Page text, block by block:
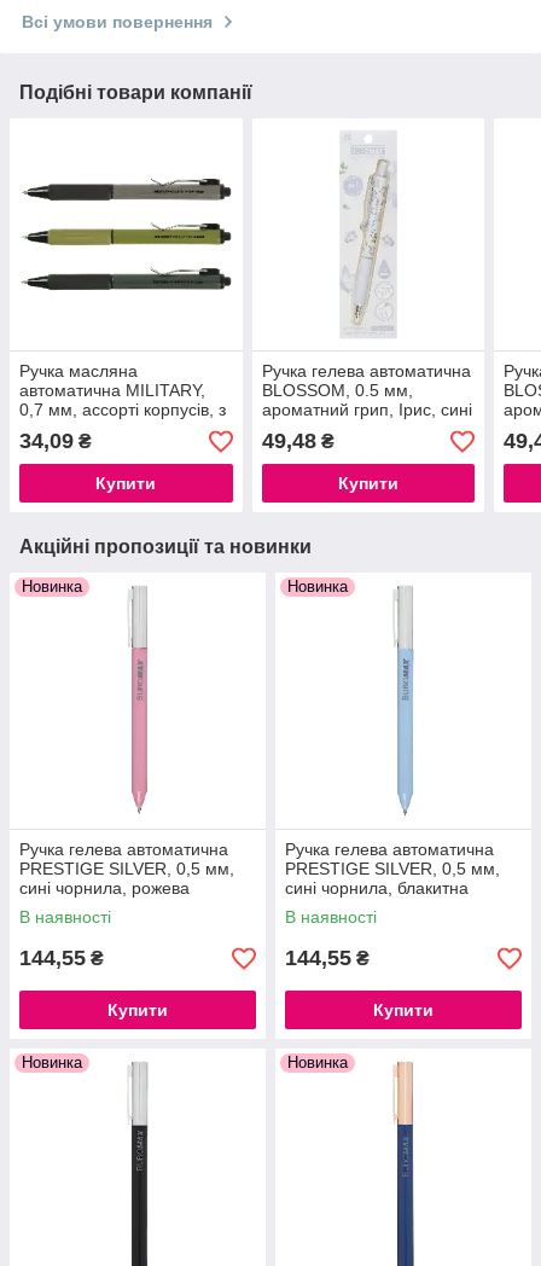
Всі умови повернення
Подібні товари компанії
Ручка масляна
автоматична MILITARY,
0,7 мм, ассорті корпусів, з
гумови грипом, сині
чорнила
34,09 ₴
Купити
Ручка гелева автоматична
BLOSSOM, 0.5 мм,
ароматний грип, Ірис, сині
чорнила, в блістері
49,48₴
Купити
Акційні пропозиції та новинки
Новинка
Ручка гелева автоматична
PRESTIGE SILVER, 0,5 мм,
сині чорнила, рожева
В наявності
144,55 ₴
Купити
Новинка
Ручка гелева автоматична
PRESTIGE SILVER, 0,5 мм,
сині чорнила, блакитна
В наявності
144,55 ₴
Купити
Новинка Новинка